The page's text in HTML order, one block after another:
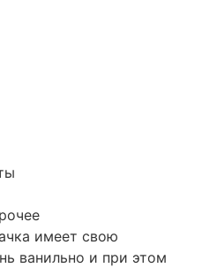
имеет свою
ванильно и при этом